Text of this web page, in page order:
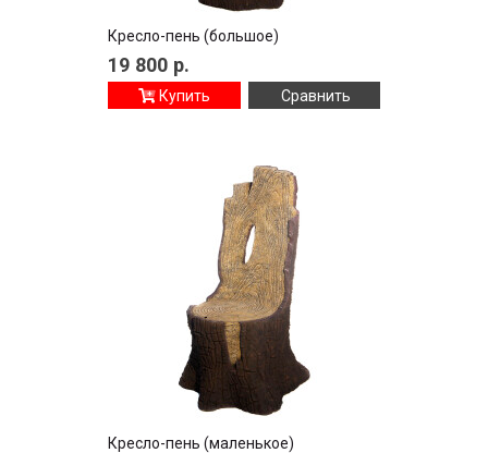
Кресло-пень (большое)
19 800 р.
Купить Сравнить
Кресло-пень (маленькое)